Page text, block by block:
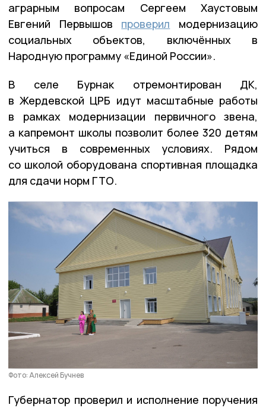
аграрным вопросам Сергеем Хаустовым
Евгений Первышов проверил модернизацию
социальных объектов, включённых в
Народную программу «Единой России».
В селе Бурнак отремонтирован ДК,
в Жердевской ЦРБ идут масштабные работы
в рамках модернизации первичного звена,
а капремонт школы позволит более 320 детям
учиться в современных условиях. Рядом
со школой оборудована спортивная площадка
для сдачи норм ГТО.
Фото: Алексей Бучнев
Губернатор проверил и исполнение поручения